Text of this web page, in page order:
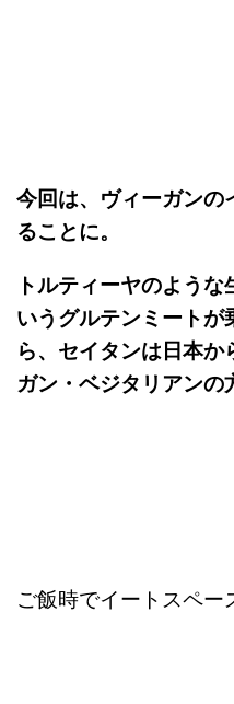
今回は、ヴィーガン
ることに。
トルティーヤのよう
いうグルテンミート
ら、セイタンは日本
ガン・ベジタリアンの
ご飯時でイートスペー